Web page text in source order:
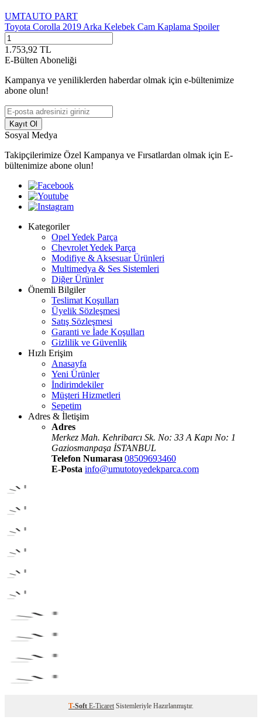
UMTAUTO PART
Toyota Corolla 2019 Arka Kelebek Cam Kaplama Spoiler
1.753,92 TL
E-Bülten Aboneliği
Kampanya ve yeniliklerden haberdar olmak için e-bültenimize
abone olun!
Kayıt Ol
Sosyal Medya
Takipçilerimize Özel Kampanya ve Fırsatlardan olmak için E-
bültenimize abone olun!
Kategoriler
Opel Yedek Parça
Chevrolet Yedek Parça
Modifiye & Aksesuar Ürünleri
Multimedya & Ses Sistemleri
Diğer Ürünler
Önemli Bilgiler
Teslimat Koşulları
Üyelik Sözleşmesi
Satış Sözleşmesi
Garanti ve İade Koşulları
Gizlilik ve Güvenlik
Hızlı Erişim
Anasayfa
Yeni Ürünler
İndirimdekiler
Müşteri Hizmetleri
Sepetim
Adres & İletişim
Adres
Merkez Mah. Kehribarcı Sk. No: 33 A Kapı No: 1
Gaziosmanpaşa İSTANBUL
Telefon Numarası 08509693460
E-Posta info@umutotoyedekparca.com
T-Soft E-Ticaret Sistemleriyle Hazırlanmıştır.